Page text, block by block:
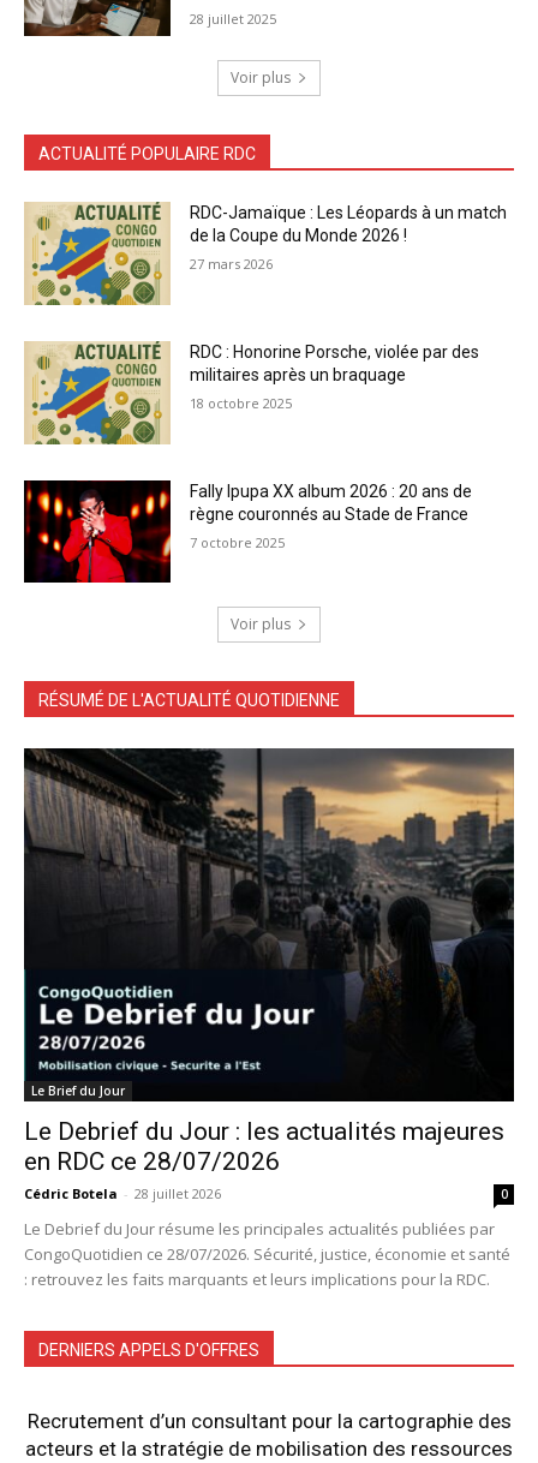
28 juillet 2025
Voir plus
ACTUALITÉ POPULAIRE RDC
RDC-Jamaïque : Les Léopards à un match
de la Coupe du Monde 2026 !
27 mars 2026
RDC : Honorine Porsche, violée par des
militaires après un braquage
18 octobre 2025
Fally Ipupa XX album 2026 : 20 ans de
règne couronnés au Stade de France
7 octobre 2025
Voir plus
RÉSUMÉ DE L'ACTUALITÉ QUOTIDIENNE
Le Brief du Jour
Le Debrief du Jour : les actualités majeures
en RDC ce 28/07/2026
Cédric Botela - 28 juillet 2026 0
Le Debrief du Jour résume les principales actualités publiées par
CongoQuotidien ce 28/07/2026. Sécurité, justice, économie et santé
: retrouvez les faits marquants et leurs implications pour la RDC.
DERNIERS APPELS D'OFFRES
Recrutement d’un consultant pour la cartographie des
acteurs et la stratégie de mobilisation des ressources